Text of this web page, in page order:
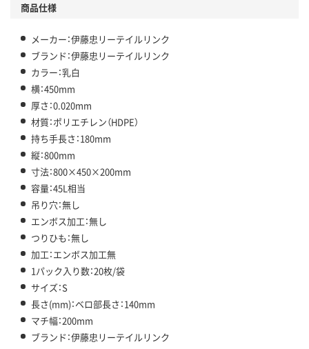
商品仕様
メーカー：伊藤忠リーテイルリンク
ブランド：伊藤忠リーテイルリンク
カラー：乳白
横：450mm
厚さ：0.020mm
材質：ポリエチレン（HDPE）
持ち手長さ：180mm
縦：800mm
寸法：800×450×200mm
容量：45L相当
吊り穴：無し
エンボス加工：無し
つりひも：無し
加工：エンボス加工無
1パック入り数：20枚/袋
サイズ：S
長さ(mm)：ベロ部長さ：140mm
マチ幅：200mm
ブランド：伊藤忠リーテイルリンク